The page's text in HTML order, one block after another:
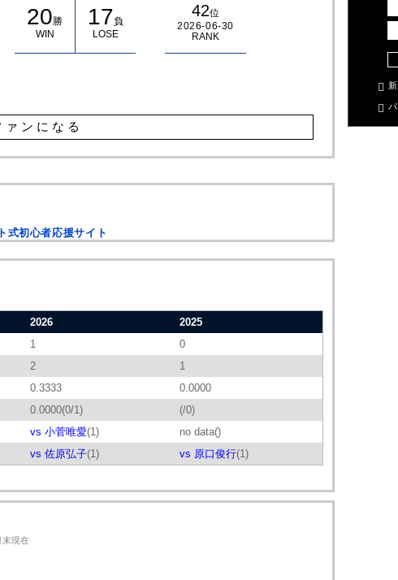
20勝
WIN
17負
LOSE
42位
2026-06-30
RANK
ァンになる
式初心者応援サイト
2026
2025
1
0
2
1
0.3333
0.0000
0.0000(0/1)
(/0)
vs 小菅唯愛(1)
no data()
vs 佐原弘子(1) vs 原口俊行(1)
末現在